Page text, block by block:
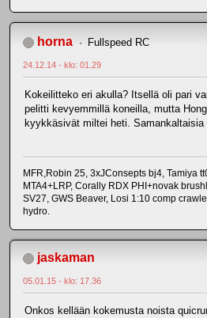
horna Fullspeed RC
24.12.14 - klo: 01.29
Kokeilitteko eri akulla? Itsellä oli pari
pelitti kevyemmillä koneilla, mutta
kyykkäsivät miltei heti. Samankaltaisia
MFR,Robin 25, 3xJConsepts bj4, Tamiya
MTA4+LRP, Corally RDX PHI+novak
SV27, GWS Beaver, Losi 1:10 comp
hydro.
jaskaman
05.01.15 - klo: 17.36
Onkos kellään kokemusta noista